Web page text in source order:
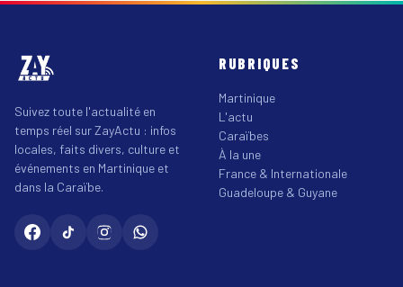
Suivez toute l'actualité en
temps réel sur ZayActu : infos
locales, faits divers, culture et
événements en Martinique et
dans la Caraïbe.
RUBRIQUES
Martinique
L'actu
Caraïbes
À la une
France & Internationale
Guadeloupe & Guyane